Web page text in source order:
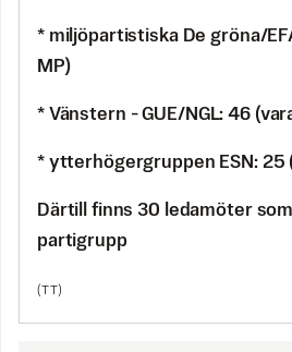
* miljöpartistiska De gröna/
MP)
* Vänstern - GUE/NGL: 46
* ytterhögergruppen ESN: 25
Därtill finns 30 ledamöter
partigrupp
(TT)